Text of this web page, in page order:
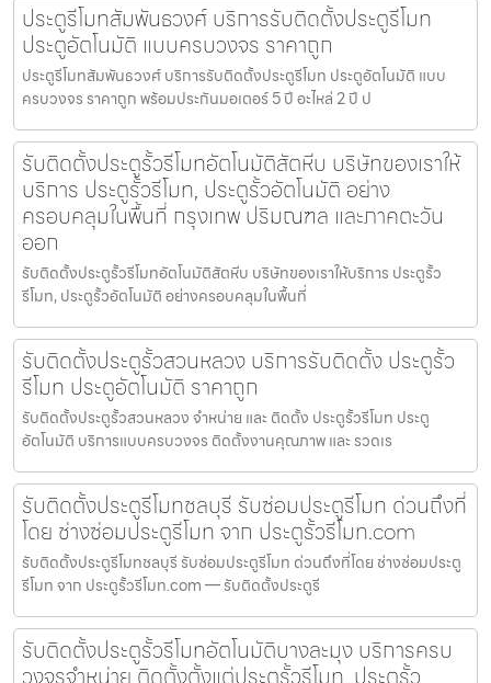
ประตูรีโมทสัมพันธวงศ์ บริการรับติดตั้งประตูรีโมท
ประตูอัตโนมัติ แบบครบวงจร ราคาถูก
ประตูรีโมทสัมพันธวงศ์ บริการรับติดตั้งประตูรีโมท ประตูอัตโนมัติ แบบ
ครบวงจร ราคาถูก พร้อมประกันมอเตอร์ 5 ปี อะไหล่ 2 ปี ป
รับติดตั้งประตูรั้วรีโมทอัตโนมัติสัตหีบ บริษัทของเราให้
บริการ ประตูรั้วรีโมท, ประตูรั้วอัตโนมัติ อย่าง
ครอบคลุมในพื้นที่ กรุงเทพ ปริมณฑล และภาคตะวัน
ออก
รับติดตั้งประตูรั้วรีโมทอัตโนมัติสัตหีบ บริษัทของเราให้บริการ ประตูรั้ว
รีโมท, ประตูรั้วอัตโนมัติ อย่างครอบคลุมในพื้นที่
รับติดตั้งประตูรั้วสวนหลวง บริการรับติดตั้ง ประตูรั้ว
รีโมท ประตูอัตโนมัติ ราคาถูก
รับติดตั้งประตูรั้วสวนหลวง จำหน่าย และ ติดตั้ง ประตูรั้วรีโมท ประตู
อัตโนมัติ บริการแบบครบวงจร ติดตั้งงานคุณภาพ และ รวดเร
รับติดตั้งประตูรีโมทชลบุรี รับซ่อมประตูรีโมท ด่วนถึงที่
โดย ช่างซ่อมประตูรีโมท จาก ประตูรั้วรีโมท.com
รับติดตั้งประตูรีโมทชลบุรี รับซ่อมประตูรีโมท ด่วนถึงที่โดย ช่างซ่อมประตู
รีโมท จาก ประตูรั้วรีโมท.com — รับติดตั้งประตูรี
รับติดตั้งประตูรั้วรีโมทอัตโนมัติบางละมุง บริการครบ